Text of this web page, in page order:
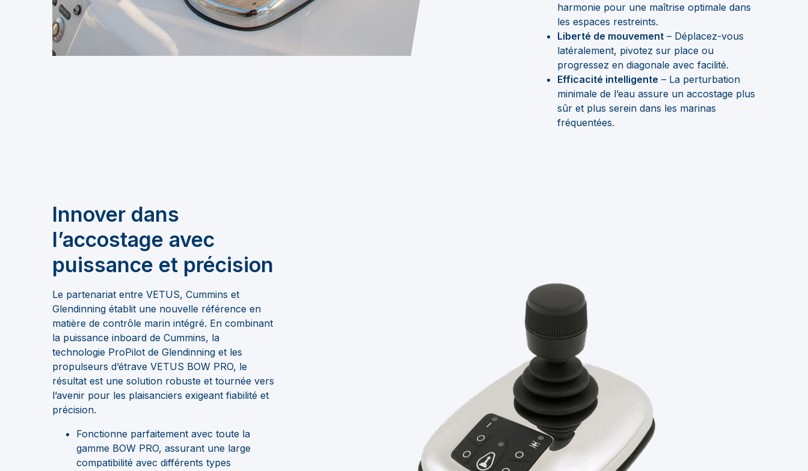
harmonie pour une maîtrise optimale dans
les espaces restreints.
Liberté de mouvement – Déplacez-vous
latéralement, pivotez sur place ou
progressez en diagonale avec facilité.
Efficacité intelligente – La perturbation
minimale de l’eau assure un accostage plus
sûr et plus serein dans les marinas
fréquentées.
Innover dans
l’accostage avec
puissance et précision
Le partenariat entre VETUS, Cummins et
Glendinning établit une nouvelle référence en
matière de contrôle marin intégré. En combinant
la puissance inboard de Cummins, la
technologie ProPilot de Glendinning et les
propulseurs d’étrave VETUS BOW PRO, le
résultat est une solution robuste et tournée vers
l’avenir pour les plaisanciers exigeant fiabilité et
précision.
Fonctionne parfaitement avec toute la
gamme BOW PRO, assurant une large
compatibilité avec différents types